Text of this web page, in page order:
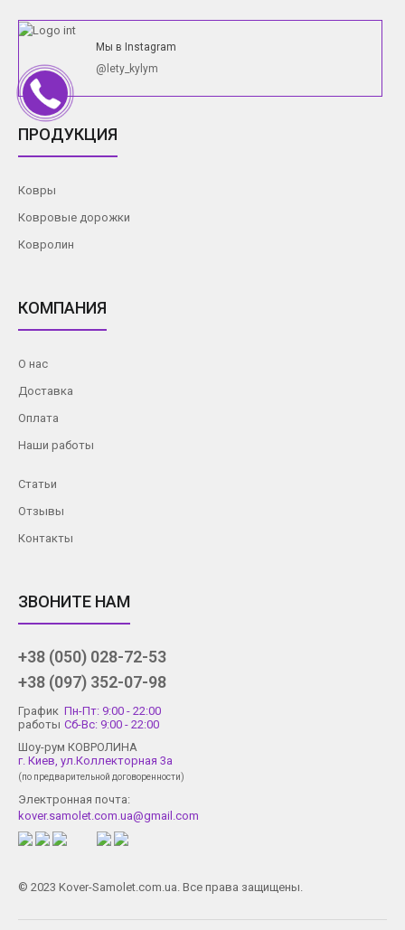
Мы в Instagram
@lety_kylym
ПРОДУКЦИЯ
Ковры
Ковровые дорожки
Ковролин
КОМПАНИЯ
О нас
Доставка
Оплата
Наши работы
Статьи
Отзывы
Контакты
ЗВОНИТЕ НАМ
+38 (050) 028-72-53
+38 (097) 352-07-98
График
работы
Пн-Пт: 9:00 - 22:00
Сб-Вс: 9:00 - 22:00
Шоу-рум КОВРОЛИНА
г. Киев, ул.Коллекторная 3а
(по предварительной договоренности)
Электронная почта:
kover.samolet.com.ua@gmail.com
© 2023 Kover-Samolet.com.ua. Все права защищены.